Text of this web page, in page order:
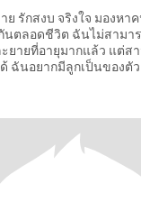
ย รักสงบ จริงใจ มองหา
นตลอดชีวิต ฉันไม่สามา
ยายที่อายุมากแล้ว แต่สา
ฉันอยากมีลูกเป็นของตัว